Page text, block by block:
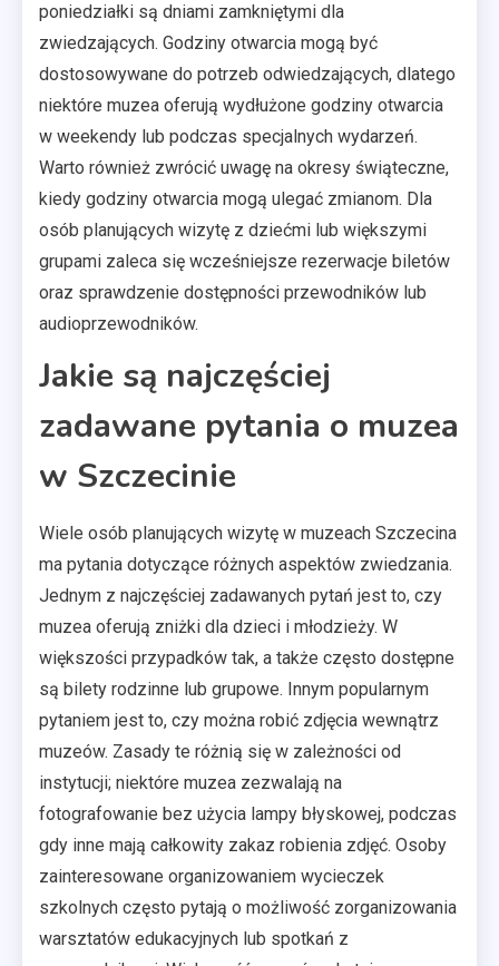
poniedziałki są dniami zamkniętymi dla
zwiedzających. Godziny otwarcia mogą być
dostosowywane do potrzeb odwiedzających, dlatego
niektóre muzea oferują wydłużone godziny otwarcia
w weekendy lub podczas specjalnych wydarzeń.
Warto również zwrócić uwagę na okresy świąteczne,
kiedy godziny otwarcia mogą ulegać zmianom. Dla
osób planujących wizytę z dziećmi lub większymi
grupami zaleca się wcześniejsze rezerwacje biletów
oraz sprawdzenie dostępności przewodników lub
audioprzewodników.
Jakie są najczęściej
zadawane pytania o muzea
w Szczecinie
Wiele osób planujących wizytę w muzeach Szczecina
ma pytania dotyczące różnych aspektów zwiedzania.
Jednym z najczęściej zadawanych pytań jest to, czy
muzea oferują zniżki dla dzieci i młodzieży. W
większości przypadków tak, a także często dostępne
są bilety rodzinne lub grupowe. Innym popularnym
pytaniem jest to, czy można robić zdjęcia wewnątrz
muzeów. Zasady te różnią się w zależności od
instytucji; niektóre muzea zezwalają na
fotografowanie bez użycia lampy błyskowej, podczas
gdy inne mają całkowity zakaz robienia zdjęć. Osoby
zainteresowane organizowaniem wycieczek
szkolnych często pytają o możliwość zorganizowania
warsztatów edukacyjnych lub spotkań z